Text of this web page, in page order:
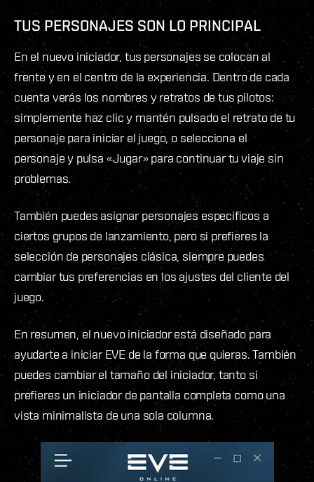
TUS PERSONAJES SON LO PRINCIPAL
En el nuevo iniciador, tus personajes se colocan al
frente y en el centro de la experiencia. Dentro de cada
cuenta verás los nombres y retratos de tus pilotos:
simplemente haz clic y mantén pulsado el retrato de tu
personaje para iniciar el juego, o selecciona el
personaje y pulsa «Jugar» para continuar tu viaje sin
problemas.
También puedes asignar personajes específicos a
ciertos grupos de lanzamiento, pero si prefieres la
selección de personajes clásica, siempre puedes
cambiar tus preferencias en los ajustes del cliente del
juego.
En resumen, el nuevo iniciador está diseñado para
ayudarte a iniciar EVE de la forma que quieras. También
puedes cambiar el tamaño del iniciador, tanto si
prefieres un iniciador de pantalla completa como una
vista minimalista de una sola columna.